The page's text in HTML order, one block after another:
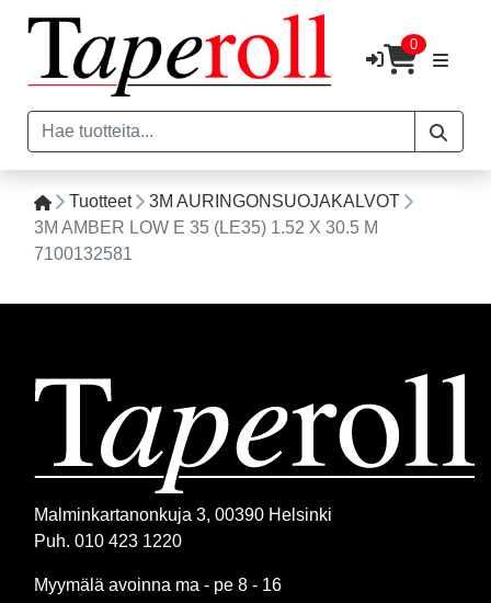
0
Tuotteet
3M AURINGONSUOJAKALVOT
3M AMBER LOW E 35 (LE35) 1.52 X 30.5 M
7100132581
Malminkartanonkuja 3, 00390 Helsinki
Puh. 010 423 1220
Myymälä avoinna ma - pe 8 - 16